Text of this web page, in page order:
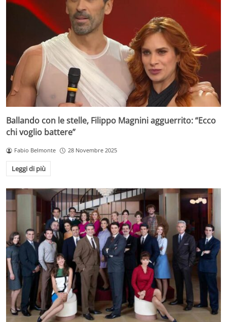
Ballando con le stelle, Filippo Magnini agguerrito: “Ecco
chi voglio battere”
Fabio Belmonte 28 Novembre 2025
Leggi di più